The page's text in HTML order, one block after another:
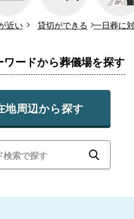
近い 貸切ができる 一日葬に
ードから葬儀場を探す
地周辺から探す